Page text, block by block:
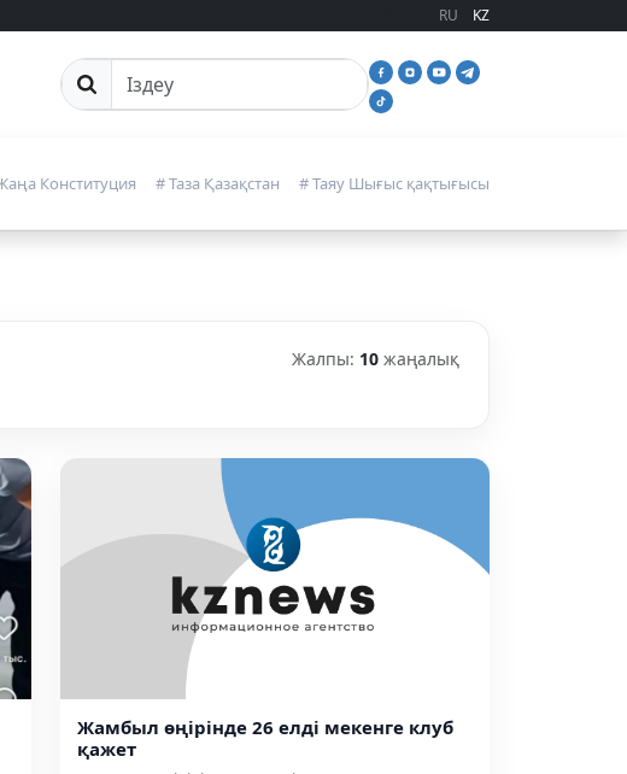
RU KZ
Сайттан іздеу
Конституция # Таза Қазақстан # Таяу Шығыс қақтығысы
Жалпы: 10 жаңалық
Жамбыл өңірінде 26 елді мекенге клуб
қажет